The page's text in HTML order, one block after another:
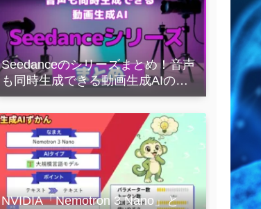
Seedanceのシリーズまとめ！音声
も同時生成できる動画生成AIの全
容を解説
NVIDIA「Nemotron 3 Nano」と